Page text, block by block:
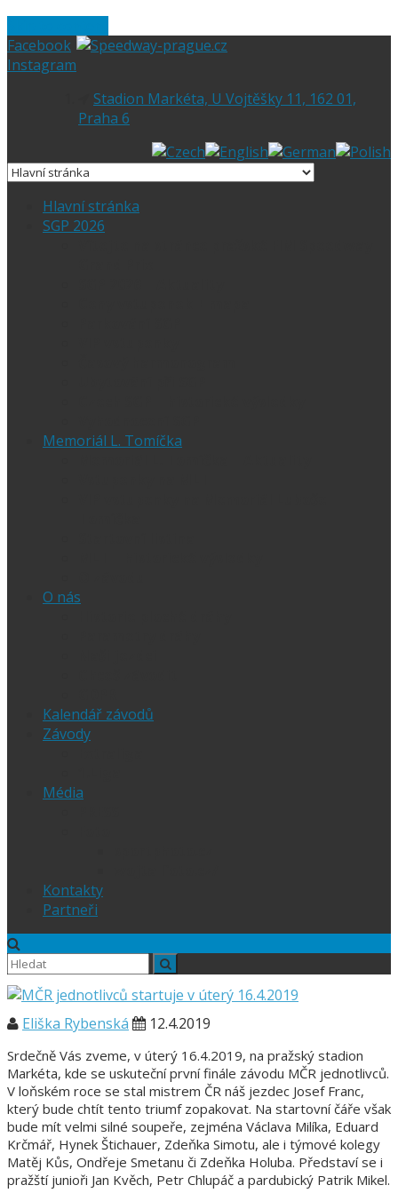
Facebook
Instagram
Stadion Markéta, U Vojtěšky 11, 162 01,
Praha 6
Hlavní stránka
SGP 2026
Memoriál L. Tomíčka
O nás
Kalendář závodů
Závody
Média
Kontakty
Partneři
Eliška Rybenská 12.4.2019
Srdečně Vás zveme, v úterý 16.4.2019, na pražský stadion
Markéta, kde se uskuteční první finále závodu MČR jednotlivců.
V loňském roce se stal mistrem ČR náš jezdec Josef Franc,
který bude chtít tento triumf zopakovat. Na startovní čáře však
bude mít velmi silné soupeře, zejména Václava Milíka, Eduard
Krčmář, Hynek Štichauer, Zdeňka Simotu, ale i týmové kolegy
Matěj Kůs, Ondřeje Smetanu či Zdeňka Holuba. Představí se i
pražští junioři Jan Kvěch, Petr Chlupáč a pardubický Patrik Mikel.